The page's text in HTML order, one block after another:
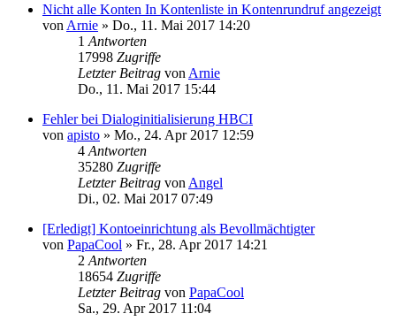
Nicht alle Konten In Kontenliste in Kontenrundruf angezeigt
von Arnie » Do., 11. Mai 2017 14:20
1 Antworten
17998 Zugriffe
Letzter Beitrag von Arnie
Do., 11. Mai 2017 15:44
Fehler bei Dialoginitialisierung HBCI
von apisto » Mo., 24. Apr 2017 12:59
4 Antworten
35280 Zugriffe
Letzter Beitrag von Angel
Di., 02. Mai 2017 07:49
[Erledigt] Kontoeinrichtung als Bevollmächtigter
von PapaCool » Fr., 28. Apr 2017 14:21
2 Antworten
18654 Zugriffe
Letzter Beitrag von PapaCool
Sa., 29. Apr 2017 11:04